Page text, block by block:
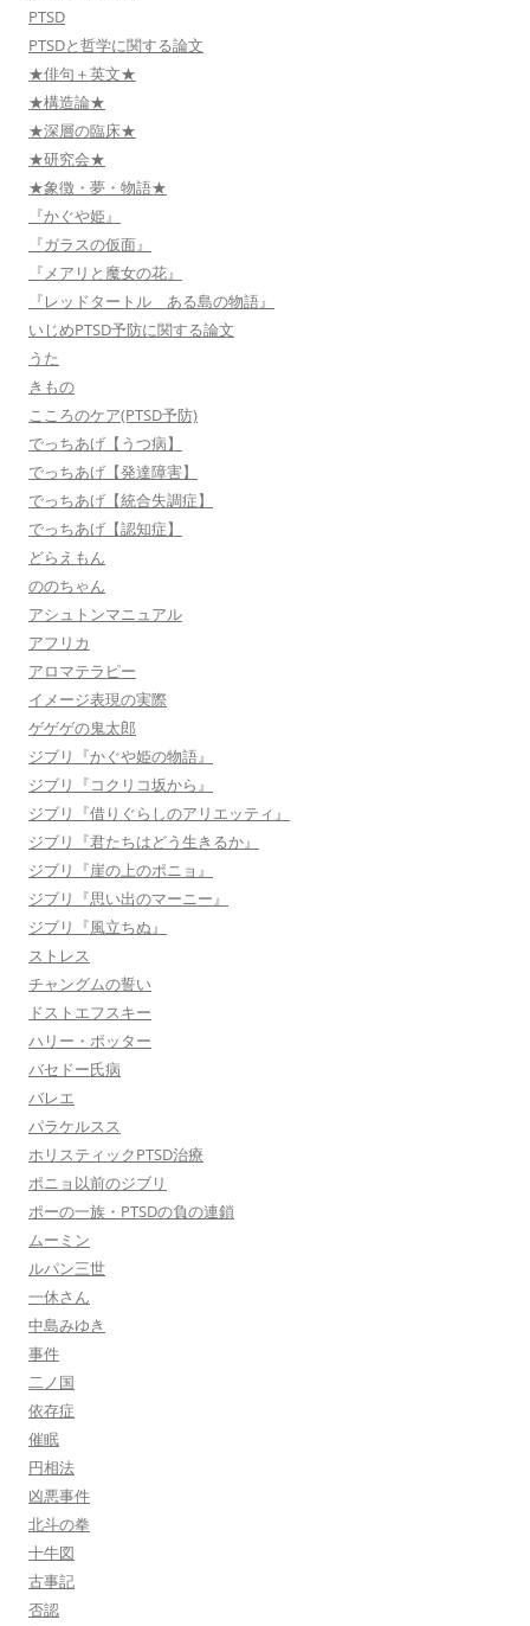
PTSD
PTSDと哲学に関する論文
★俳句＋英文★
★構造論★
★深層の臨床★
★研究会★
★象徴・夢・物語★
『かぐや姫』
『ガラスの仮面』
『メアリと魔女の花』
『レッドタートル ある島の物語』
いじめPTSD予防に関する論文
うた
きもの
こころのケア(PTSD予防)
でっちあげ【うつ病】
でっちあげ【発達障害】
でっちあげ【統合失調症】
でっちあげ【認知症】
どらえもん
ののちゃん
アシュトンマニュアル
アフリカ
アロマテラピー
イメージ表現の実際
ゲゲゲの鬼太郎
ジブリ『かぐや姫の物語』
ジブリ『コクリコ坂から』
ジブリ『借りぐらしのアリエッティ』
ジブリ『君たちはどう生きるか』
ジブリ『崖の上のポニョ』
ジブリ『思い出のマーニー』
ジブリ『風立ちぬ』
ストレス
チャングムの誓い
ドストエフスキー
ハリー・ポッター
バセドー氏病
バレエ
パラケルスス
ホリスティックPTSD治療
ポニョ以前のジブリ
ポーの一族・PTSDの負の連鎖
ムーミン
ルパン三世
一休さん
中島みゆき
事件
二ノ国
依存症
催眠
円相法
凶悪事件
北斗の拳
十牛図
古事記
否認